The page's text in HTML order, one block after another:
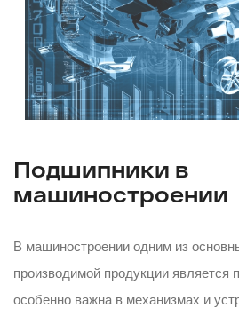
Подшипники в
машиностроении
В машиностроении одним из
производимой продукции является
особенно важна в механизмах и